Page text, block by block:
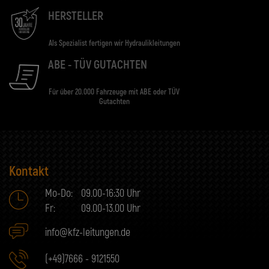
HERSTELLER
Als Spezialist fertigen wir Hydraulikleitungen
ABE - TÜV GUTACHTEN
Für über 20.000 Fahrzeuge mit ABE oder TÜV
Gutachten
Kontakt
Mo-Do:
09.00-16:30 Uhr
Fr:
09.00-13.00 Uhr
info@kfz-leitungen.de
(+49)7666 - 9121550